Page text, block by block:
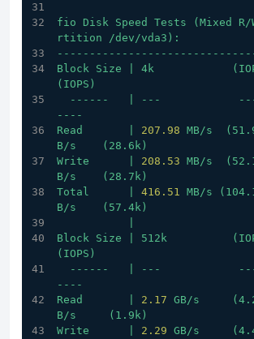
fio Disk Speed Tests (Mixed R/
rtition
/dev/vda3):
Block Size 4k
(IOPS)
------
---
----
Read
207.98 MB/s
B/s
(28.6k)
Write
208.53 MB/s
B/s
(28.7k)
Total
416.51 MB/s
B/s
(57.4k)
Block Size 512k
(IOPS)
------
---
----
Read
2.17 GB/s
B/s
(1.9k)
Write
2.29 GB/s